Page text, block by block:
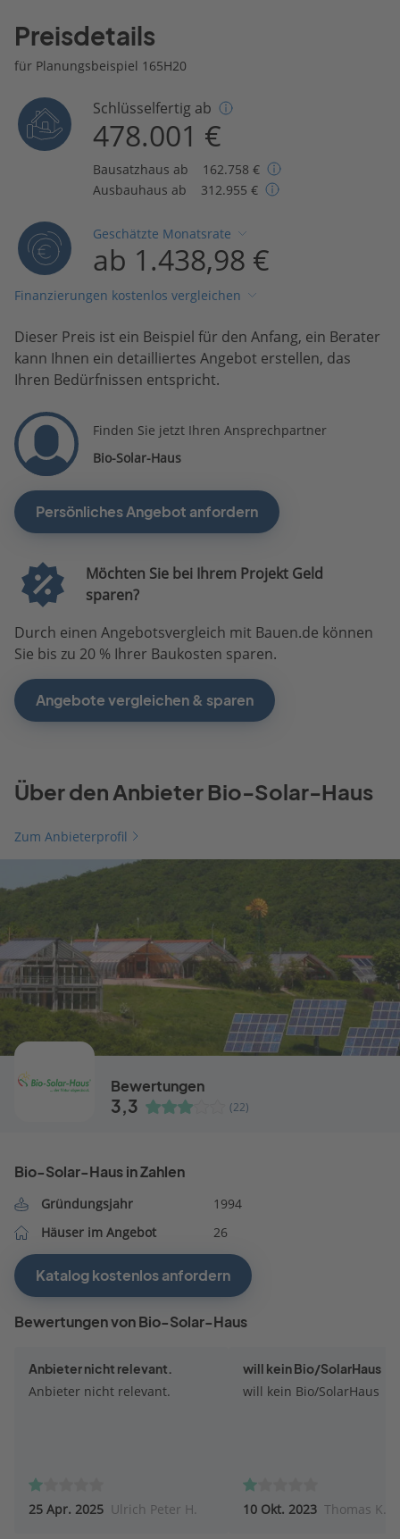
Preisdetails
für Planungsbeispiel 165H20
Schlüsselfertig ab
478.001 €
Bausatzhaus ab
162.758 €
Ausbauhaus ab
312.955 €
Geschätzte Monatsrate
ab 1.438,98 €
Finanzierungen kostenlos vergleichen
Dieser Preis ist ein Beispiel für den Anfang, ein Berater
kann Ihnen ein detailliertes Angebot erstellen, das
Ihren Bedürfnissen entspricht.
Finden Sie jetzt Ihren Ansprechpartner
Bio-Solar-Haus
Persönliches Angebot anfordern
Möchten Sie bei Ihrem Projekt Geld
sparen?
Durch einen Angebotsvergleich mit Bauen.de können
Sie bis zu 20 % Ihrer Baukosten sparen.
Angebote vergleichen & sparen
Über den Anbieter Bio-Solar-Haus
Zum Anbieterprofil
Bewertungen
3,3 (22)
Bio-Solar-Haus in Zahlen
Gründungsjahr
1994
Häuser im Angebot
26
Katalog kostenlos anfordern
Bewertungen von Bio-Solar-Haus
Anbieter nicht relevant.
Anbieter nicht relevant.
25 Apr. 2025 Ulrich Peter H.
will kein Bio/SolarHaus
will kein Bio/SolarHaus
10 Okt. 2023 Thomas K.